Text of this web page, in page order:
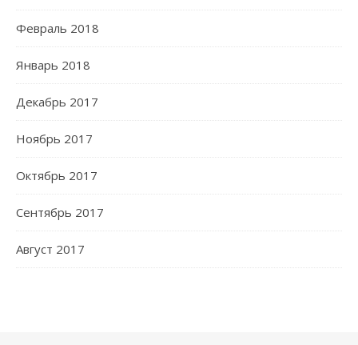
Февраль 2018
Январь 2018
Декабрь 2017
Ноябрь 2017
Октябрь 2017
Сентябрь 2017
Август 2017